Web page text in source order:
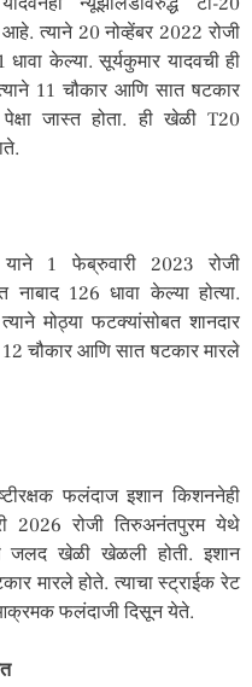
त्याने 20 नोव्हेंबर 2022 रोजी
केल्या. सूर्यकुमार यादवची ही
11 चौकार आणि सात षटकार
जास्त होता. ही खेळी T20
1 फेब्रुवारी 2023 रोजी
126 धावा केल्या होत्या.
मोठ्या फटक्यांसोबत शानदार
चौकार आणि सात षटकार मारले
फलंदाज इशान किशननेही
2026 रोजी तिरुअनंतपुरम येथे
जलद खेळी खेळली होती. इशान
मारले होते. त्याचा स्ट्राईक रेट
फलंदाजी दिसून येते.